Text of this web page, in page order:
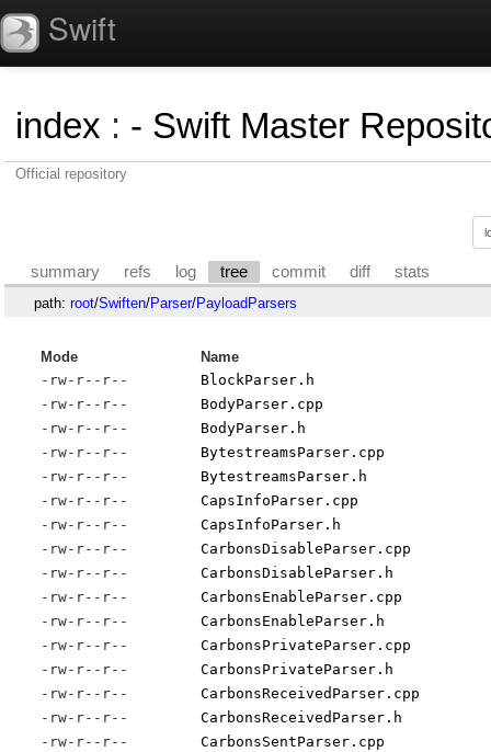
Swift
index : - Swift Master
Official repository
summary refs log tree commit diff stats
path: root/Swiften/Parser/PayloadParsers
Mode
Name
-rw-r--r--
BlockParser.h
-rw-r--r--
BodyParser.cpp
-rw-r--r--
BodyParser.h
-rw-r--r--
BytestreamsParser.cpp
-rw-r--r--
BytestreamsParser.h
-rw-r--r--
CapsInfoParser.cpp
-rw-r--r--
CapsInfoParser.h
-rw-r--r--
CarbonsDisableParser.cpp
-rw-r--r--
CarbonsDisableParser.h
-rw-r--r--
CarbonsEnableParser.cpp
-rw-r--r--
CarbonsEnableParser.h
-rw-r--r--
CarbonsPrivateParser.cpp
-rw-r--r--
CarbonsPrivateParser.h
-rw-r--r--
CarbonsReceivedParser.cpp
-rw-r--r--
CarbonsReceivedParser.h
-rw-r--r--
CarbonsSentParser.cpp